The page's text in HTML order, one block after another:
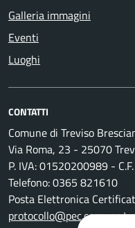
Galleria immagini
Eventi
Luoghi
CONTATTI
Comune di Treviso
Via Roma, 23 - 25070
P. IVA: 01520200989 -
Telefono: 0365 821610
Posta Elettronica